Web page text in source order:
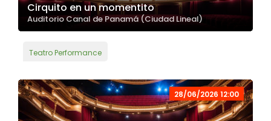
Cirquito en un momentito
Auditorio Canal de Panamá (Ciudad Lineal)
Teatro Performance
28/06/2026 12:00